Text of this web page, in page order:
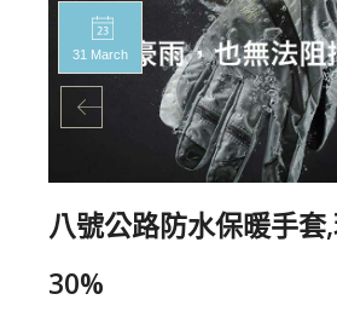
31 March
八號公路防水保暖手套
30%